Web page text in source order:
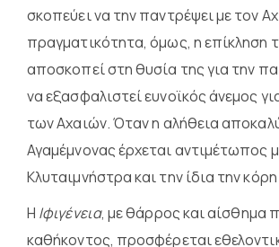
σκοπεύει να την παντρέψει με τον
πραγματικότητα, όμως, η επίκληση
αποσκοπεί στη θυσία της για την
να εξασφαλιστεί ευνοϊκός άνεμος
των Αχαιών. Όταν η αλήθεια
Αγαμέμνονας έρχεται αντιμέτωπος
Κλυταιμνήστρα και την ίδια την
Η Ιφιγένεια, με θάρρος και αίσθημα
καθήκοντος, προσφέρεται